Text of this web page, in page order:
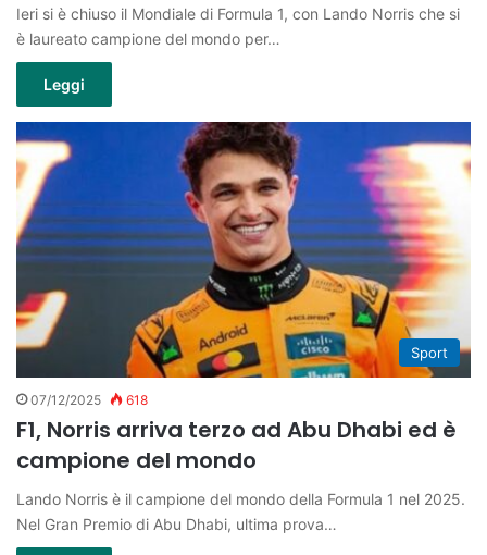
Ieri si è chiuso il Mondiale di Formula 1, con Lando Norris che si
è laureato campione del mondo per…
Leggi
Sport
07/12/2025 618
F1, Norris arriva terzo ad Abu Dhabi ed è
campione del mondo
Lando Norris è il campione del mondo della Formula 1 nel 2025.
Nel Gran Premio di Abu Dhabi, ultima prova…